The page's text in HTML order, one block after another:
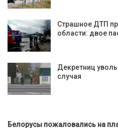
Страшное ДТП
области: двое
Декретниц
случая
Белорусы пожаловались на